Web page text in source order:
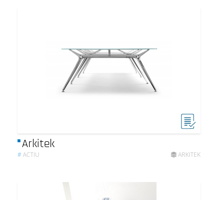
Arkitek
#ACTIU ARKITEK